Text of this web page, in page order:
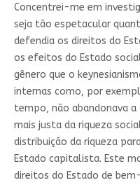
Concentrei-me em
seja tão espetacular
defendia os direitos do
os efeitos do Estado
gênero que o
internas como, por
tempo, não abandonava
mais justa da riqueza
distribuição da riqueza
Estado capitalista. Este
direitos do Estado de